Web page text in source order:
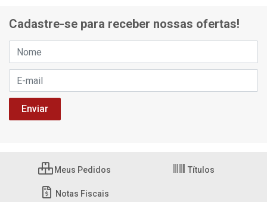
Cadastre-se para receber nossas ofertas!
Meus Pedidos Títulos
Notas Fiscais